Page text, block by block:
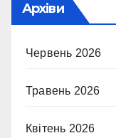
Архіви
Червень 2026
Травень 2026
Квітень 2026